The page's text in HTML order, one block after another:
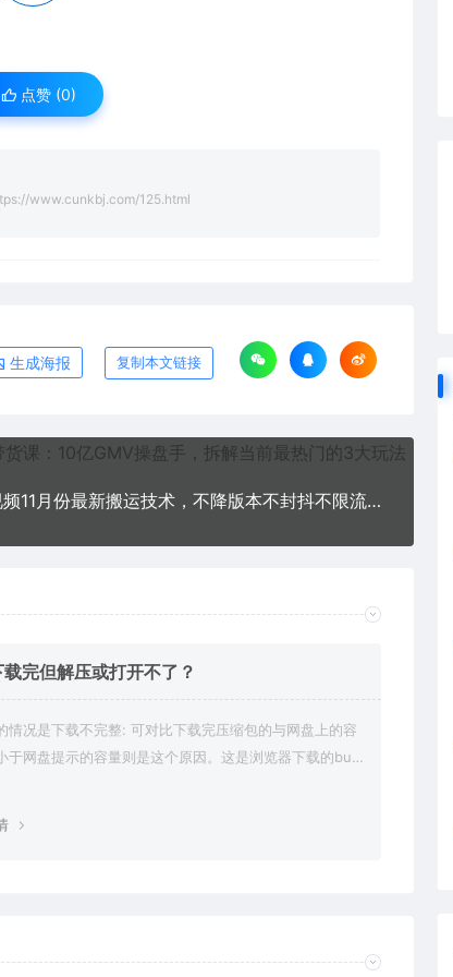
点赞 (0)
www.cunkbj.com/125.html
生成海报 复制本文链接
抖音短视频11月份最新搬运技术，不降版本不封抖不限流！【视频课程】
完但解压或打开不了？
情况是下载不完整: 可对比下载完压缩包的与网盘上的容
于网盘提示的容量则是这个原因。这是浏览器下载的bu